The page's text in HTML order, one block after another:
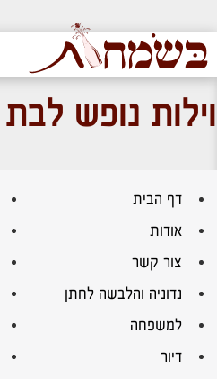
וילות נופש
דף הבית
אודות
צור קשר
נדוניה והלבשה לחתן
למשפחה
דיור